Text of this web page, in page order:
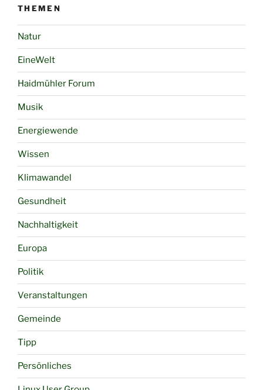
THEMEN
Natur
EineWelt
Haidmühler Forum
Musik
Energiewende
Wissen
Klimawandel
Gesundheit
Nachhaltigkeit
Europa
Politik
Veranstaltungen
Gemeinde
Tipp
Persönliches